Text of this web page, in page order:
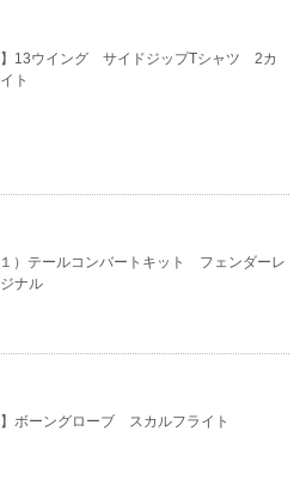
】13ウイング サイドジップTシャツ 2カ
ト
）テールコンバートキット フェンダーレ
ナル
】ボーングローブ スカルフライト